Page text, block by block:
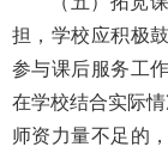
担，学校应积极
参与课后服务工
在学校结合实际
师资力量不足的